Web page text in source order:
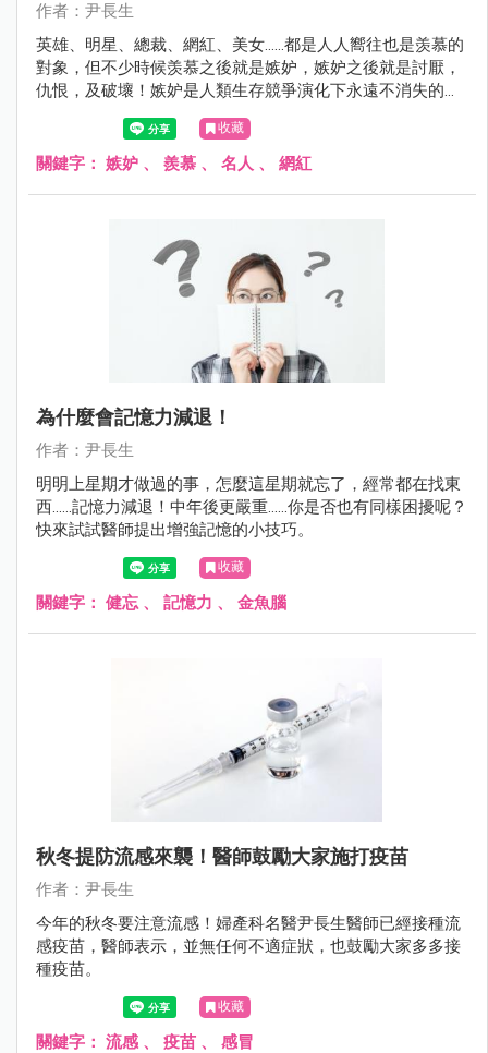
作者：尹長生
英雄、明星、總裁、網紅、美女.…..都是人人嚮往也是羡慕的
對象，但不少時候羡慕之後就是嫉妒，嫉妒之後就是討厭，
仇恨，及破壞！嫉妒是人類生存競爭演化下永遠不消失的結
收藏
關鍵字： 嫉妒 、 羨慕 、 名人 、 網紅
為什麼會記憶力減退！
作者：尹長生
明明上星期才做過的事，怎麼這星期就忘了，經常都在找東
西......記憶力減退！中年後更嚴重......你是否也有同樣困擾呢？
快來試試醫師提出增強記憶的小技巧。
收藏
關鍵字： 健忘、 記憶力 、 金魚腦
秋冬提防流感來襲！醫師鼓勵大家施打疫苗
作者：尹長生
今年的秋冬要注意流感！婦產科名醫尹長生醫師已經接種流
感疫苗，醫師表示，並無任何不適症狀，也鼓勵大家多多接
種疫苗。
收藏
關鍵字： 流感 、 疫苗 、 感冒